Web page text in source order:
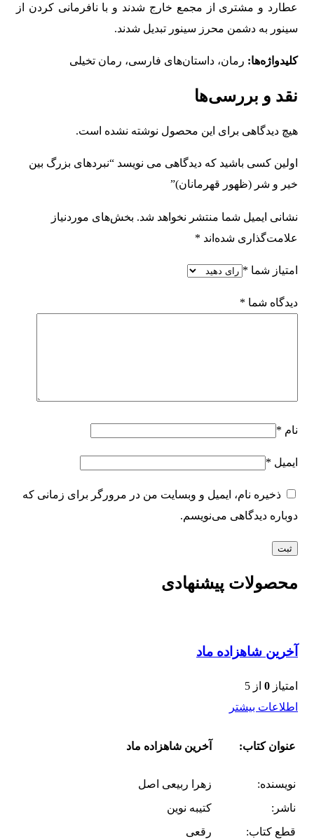
عطارد و مشتری از مجمع خارج شدند و با نافرمانی کردن از
سینور به دشمن محرز سینور تبدیل شدند.
کلیدواژه‌ها: رمان، داستان‌های فارسی، رمان تخیلی
نقد و بررسی‌ها
هیچ دیدگاهی برای این محصول نوشته نشده است.
اولین کسی باشید که دیدگاهی می نویسد “نبردهای بزرگ بین
خیر و شر (ظهور قهرمانان)”
نشانی ایمیل شما منتشر نخواهد شد. بخش‌های موردنیاز
علامت‌گذاری شده‌اند *
امتیاز شما *
دیدگاه شما *
نام *
ایمیل *
ذخیره نام، ایمیل و وبسایت من در مرورگر برای زمانی که
دوباره دیدگاهی می‌نویسم.
محصولات پیشنهادی
آخرین شاهزاده ماد
امتیاز 0 از 5
اطلاعات بیشتر
عنوان کتاب: آخرین شاهزاده ماد
نویسنده:
زهرا ربیعی اصل
ناشر:
کتیبه نوین
قطع کتاب:
رقعی